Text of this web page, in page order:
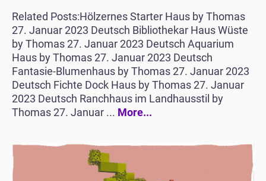
Related Posts:Hölzernes Starter Haus by Thomas
27. Januar 2023 Deutsch Bibliothekar Haus Wüste
by Thomas 27. Januar 2023 Deutsch Aquarium
Haus by Thomas 27. Januar 2023 Deutsch
Fantasie-Blumenhaus by Thomas 27. Januar 2023
Deutsch Fichte Dock Haus by Thomas 27. Januar
2023 Deutsch Ranchhaus im Landhausstil by
Thomas 27. Januar ... More...